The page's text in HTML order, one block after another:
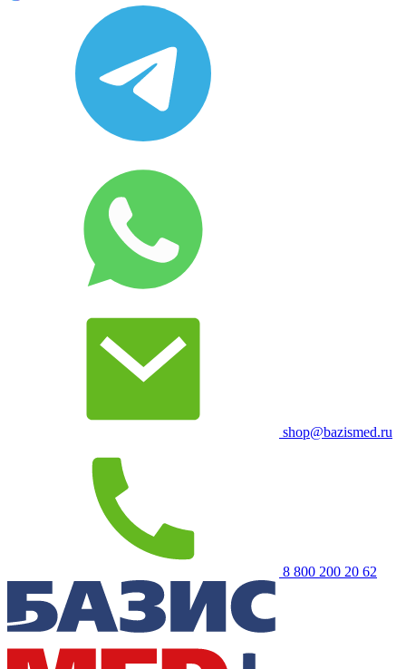
shop@bazismed.ru
8 800 200 20 62